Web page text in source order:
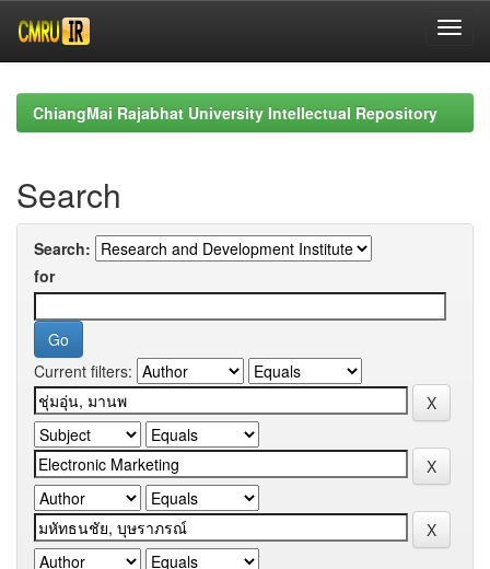
navigationChiangMai Rajabhat University Intellectual Repository
Search
Search:
for
Current filters: